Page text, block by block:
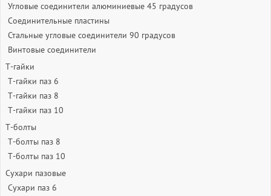
Угловые соединители алюминиевые 45 градусов
Соединительные пластины
Стальные угловые соединители 90 градусов
Винтовые соединители
Т-гайки
Т-гайки паз 6
Т-гайки паз 8
Т-гайки паз 10
Т-болты
Т-болты паз 8
Т-болты паз 10
Сухари пазовые
Сухари паз 6